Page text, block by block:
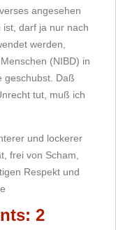
angesehen
darf ja nur nach
werden,
(NIBD) in
geschubst. Daß
tut, muß ich
und lockerer
frei von Scham,
Respekt und
2